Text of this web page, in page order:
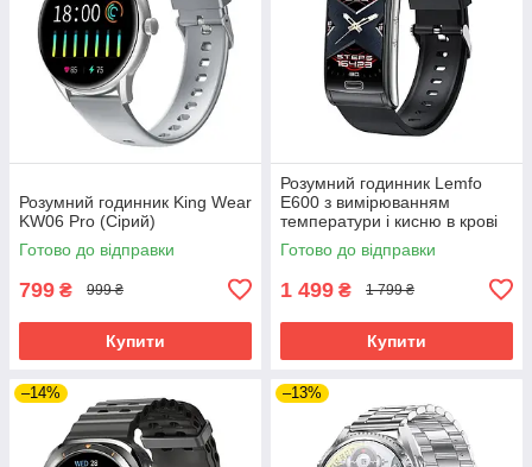
Розумний годинник King Wear
KW06 Pro (Сірий)
Готово до відправки
799 ₴ 999 ₴
Купити
Розумний годинник Lemfo
E600 з вимірюванням
температури і кисню в крові
(Чорний)
Готово до відправки
1 499 ₴ 1 799 ₴
Купити
–14% –13%